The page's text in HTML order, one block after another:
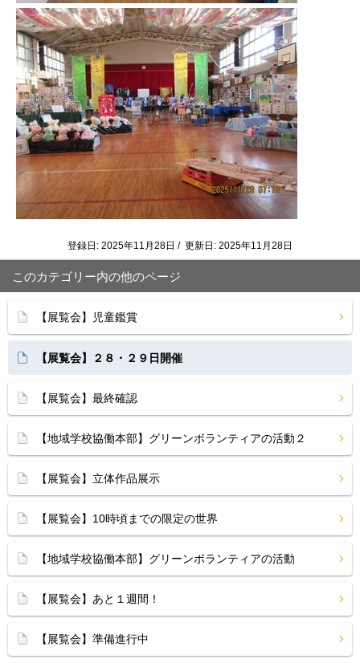
登録日: 2025年11月28日 / 更新日: 2025年11月28日
このカテゴリー内の他のページ
【展覧会】児童鑑賞
【展覧会】２８・２９日開催
【展覧会】最終確認
【地域学校協働本部】グリーンボランティアの活動２
【展覧会】立体作品展示
【展覧会】10時頃までの限定の世界
【地域学校協働本部】グリーンボランティアの活動
【展覧会】あと１週間！
【展覧会】準備進行中